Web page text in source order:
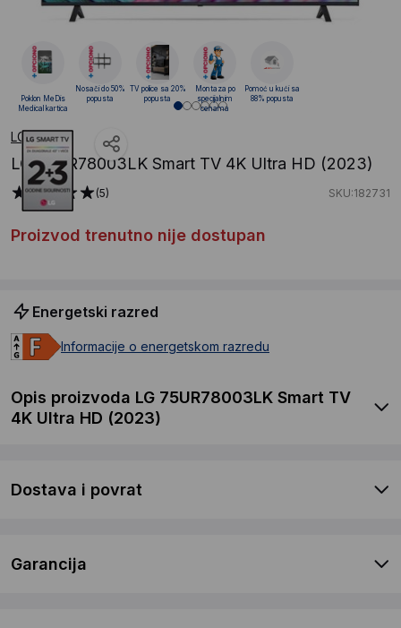
LG
LG 75UR78003LK Smart TV 4K Ultra HD (2023)
(5) SKU:182731
Proizvod trenutno nije dostupan
Energetski razred
Informacije o energetskom razredu
Poklon MeDis
Medical kartica
Nosači do 50%
popusta
TV police sa 20%
popusta
Montaza po
specijalnim
cenama
Pomoć u kući sa
88% popusta
Opis proizvoda LG 75UR78003LK Smart TV
4K Ultra HD (2023)
Dostava i povrat
Garancija